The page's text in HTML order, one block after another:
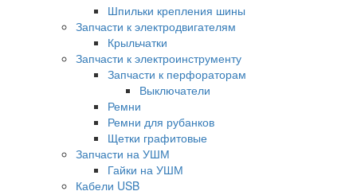
Шпильки крепления шины
Запчасти к электродвигателям
Крыльчатки
Запчасти к электроинструменту
Запчасти к перфораторам
Выключатели
Ремни
Ремни для рубанков
Щетки графитовые
Запчасти на УШМ
Гайки на УШМ
Кабели USB